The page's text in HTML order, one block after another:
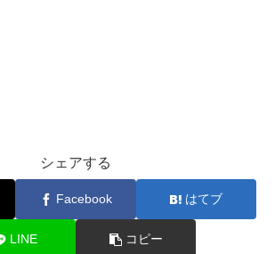
シェアする
Facebook はてブ
LINE コピー